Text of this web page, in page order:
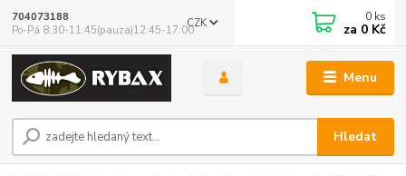
Menu
CZK
Hledat
704073188
Po-Pá 8:30-11:45(pauza)12:45-17:00
0 ks
za 0 Kč